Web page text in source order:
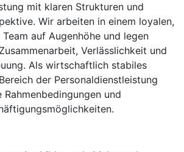
mit klaren Strukturen und
Wir arbeiten in einem loyalen,
auf Augenhöhe und legen
Verlässlichkeit und
Als wirtschaftlich stabiles
der Personaldienstleistung
und